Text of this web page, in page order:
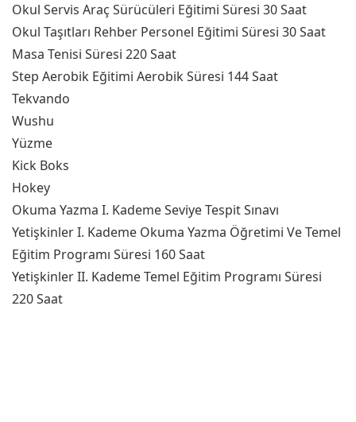
Okul Servis Araç Sürücüleri Eğitimi Süresi 30 Saat
Okul Taşıtları Rehber Personel Eğitimi Süresi 30 Saat
Masa Tenisi Süresi 220 Saat
Step Aerobik Eğitimi Aerobik Süresi 144 Saat
Tekvando
Wushu
Yüzme
Kick Boks
Hokey
Okuma Yazma I. Kademe Seviye Tespit Sınavı
Yetişkinler I. Kademe Okuma Yazma Öğretimi Ve Temel
Eğitim Programı Süresi 160 Saat
Yetişkinler II. Kademe Temel Eğitim Programı Süresi
220 Saat